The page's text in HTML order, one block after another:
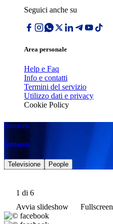
Seguici anche su
Area personale
Help e Faq
Info e contatti
Termini del servizio
Utilizzo dati e privacy
Cookie Policy
Spettacolo
Spettacolo
Televisione People
1 di 6
Avvia slideshow
Fullscreen